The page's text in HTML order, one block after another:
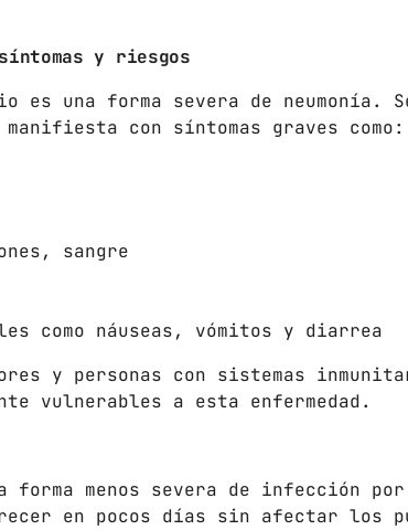
TOMMY BLUES
2 SUPER NATURAL
JAMIE TOCK
FULL TRACKLIST
y riesgos
es una forma severa de neumonía.
con síntomas graves como:
sangre
como náuseas, vómitos y diarrea
y personas con sistemas
vulnerables a esta enfermedad.
forma menos severa de infección
en pocos días sin afectar los